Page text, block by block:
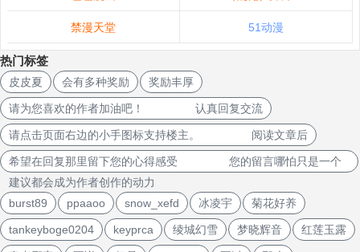
禁漫天堂 51动漫
热门标签
皮皮夏 会有多种奖励 奖励丰厚
请为您喜欢的作者加油吧！ 认真回复交流
请点击页面右边的小手图标支持楼主。 阅读文章后
希望在回复那里留下您的心得感受 您的留言哪怕只是一个
建议都会成为作者创作的动力
burst89
ppaaoo snow_xefd 冰凌宇 菊花好养
tankeyboge0204 keyprca 绫城幻雪 梦晓辉音 红莲玉露